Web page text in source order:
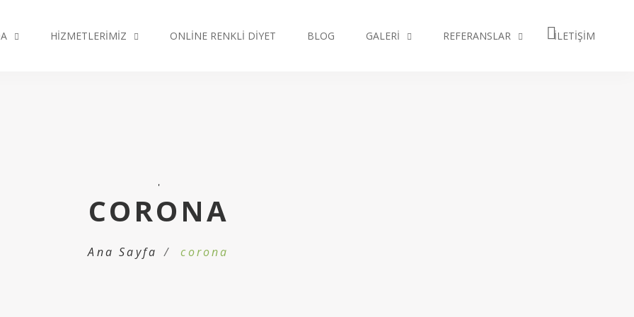
HIZMETLERIMIZ ONLINE RENKLI DIYET BLOG GALERI REFERANSLAR İLETIŞIM
'
CORONA
Ana Sayfa corona